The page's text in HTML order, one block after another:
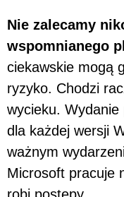
Nie zalecamy
wspomnianego
ciekawskie mogą
ryzyko. Chodzi
wycieku.
dla każdej wersji
ważnym
Microsoft pracuje
robi postępy.